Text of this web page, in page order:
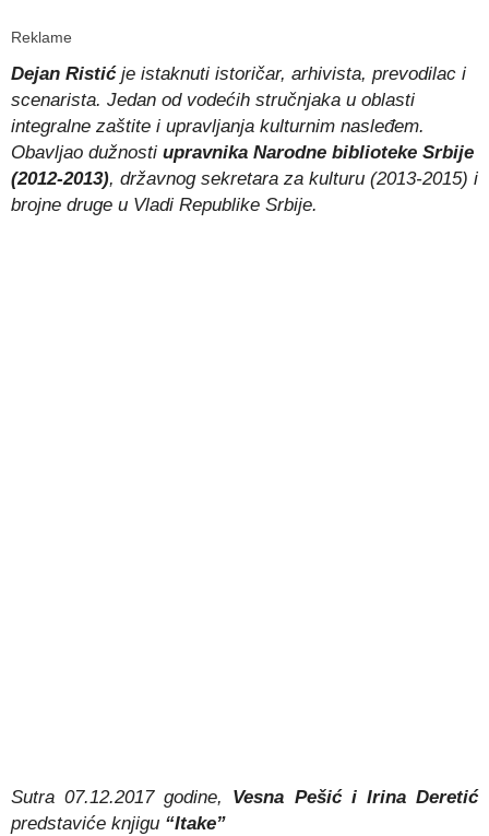
Reklame
Dejan Ristićje istaknuti istoričar, arhivista, prevodilac i
scenarista. Jedan od vodećih stručnjaka u oblasti
integralne zaštite i upravljanja kulturnim nasleđem.
Obavljao dužnosti upravnika Narodne biblioteke Srbije
(2012-2013), državnog sekretara za kulturu (2013-2015) i
brojne druge u Vladi Republike Srbije.
Sutra 07.12.2017 godine, Vesna Pešić i Irina Deretić
predstaviće knjigu “Itake”